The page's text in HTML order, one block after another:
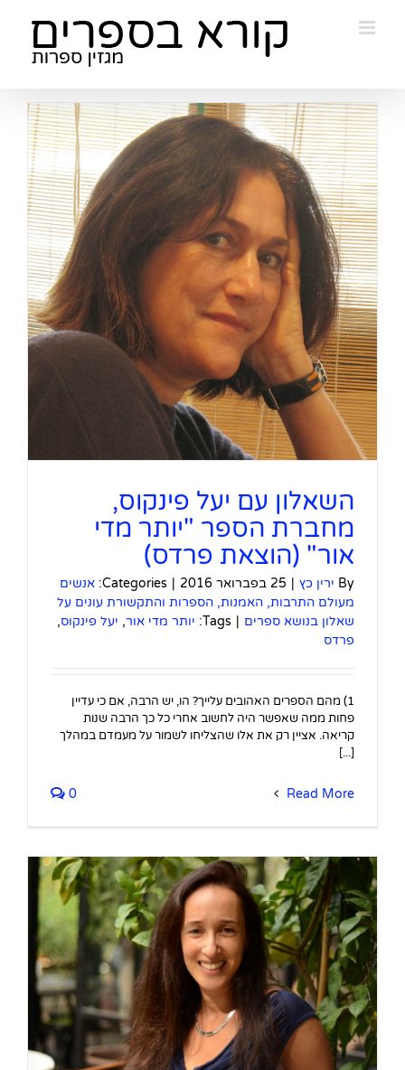
השאלון עם יעל פינקוס,
מחברת הספר "יותר מדי
אור" (הוצאת פרדס)
By ירין כץ | 25 בפברואר 2016 |
Categories: אנשים
מעולם התרבות, האמנות, הספרות והתקשורת עונים על
שאלון בנושא ספרים |
Tags: יותר מדי אור, יעל פינקוס,
פרדס
1) מהם הספרים האהובים עלייך? הו, יש הרבה, אם כי עדיין
פחות ממה שאפשר היה לחשוב אחרי כל כך הרבה שנות
קריאה. אציין רק את אלו שהצליחו לשמור על מעמדם במהלך
[...]
Read More
0